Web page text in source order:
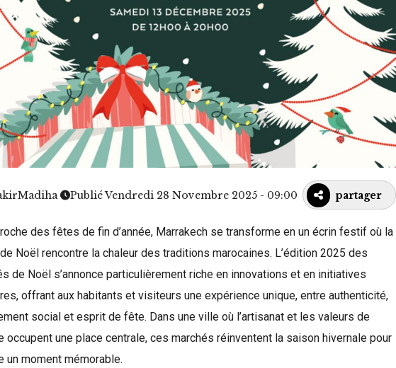
Publié Vendredi 28 Novembre 2025 - 09:00 partager
des fêtes de fin d’année, Marrakech se transforme en un écrin festif où la
Noël rencontre la chaleur des traditions marocaines. L’édition 2025 des
de Noël s’annonce particulièrement riche en innovations et en initiatives
offrant aux habitants et visiteurs une expérience unique, entre authenticité,
social et esprit de fête. Dans une ville où l’artisanat et les valeurs de
occupent une place centrale, ces marchés réinventent la saison hivernale pour
un moment mémorable.